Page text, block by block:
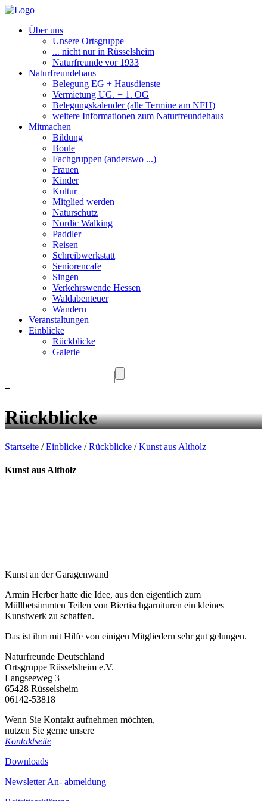
Über uns
Unsere Ortsgruppe
... nicht nur in Rüsselsheim
Naturfreunde vor 1933
Naturfreundehaus
Belegung EG + Hausdienste
Vermietung UG. + 1. OG
Belegungskalender (alle Termine am NFH)
weitere Informationen zum Naturfreundehaus
Mitmachen
Bildung
Boule
Fachgruppen (anderswo ...)
Frauen
Kinder
Kultur
Mitglied werden
Naturschutz
Nordic Walking
Paddler
Reisen
Schreibwerkstatt
Seniorencafe
Singen
Verkehrswende Hessen
Waldabenteuer
Wandern
Veranstaltungen
Einblicke
Rückblicke
Galerie
≡
Rückblicke
Startseite /Einblicke /Rückblicke /Kunst aus Altholz
Kunst aus Altholz
Kunst an der Garagenwand
Armin Herber hatte die Idee, aus den eigentlich zum
Müllbetsimmten Teilen von Biertischgarnituren ein kleines
Kunstwerk zu schaffen.
Das ist ihm mit Hilfe von einigen Mitgliedern sehr gut gelungen.
Naturfreunde Deutschland
Ortsgruppe Rüsselsheim e.V.
Langseeweg 3
65428 Rüsselsheim
06142-53818
Wenn Sie Kontakt aufnehmen möchten,
nutzen Sie gerne unsere
Kontaktseite
Downloads
Newsletter An- abmeldung